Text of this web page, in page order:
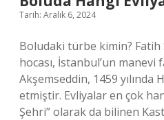
Tarih: Aralık 6, 2024
Boludaki türbe kimin? Fatih
hocası, İstanbul’un
Akşemseddin, 1459 yılında
etmiştir. Evliyalar en çok
Şehri” olarak da bilinen